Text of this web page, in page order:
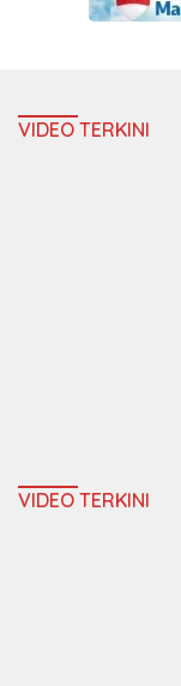
VIDEO TERKINI
VIDEO TERKINI